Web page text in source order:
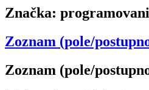
Značka:
Zoznam (pole/
Zoznam (pole/